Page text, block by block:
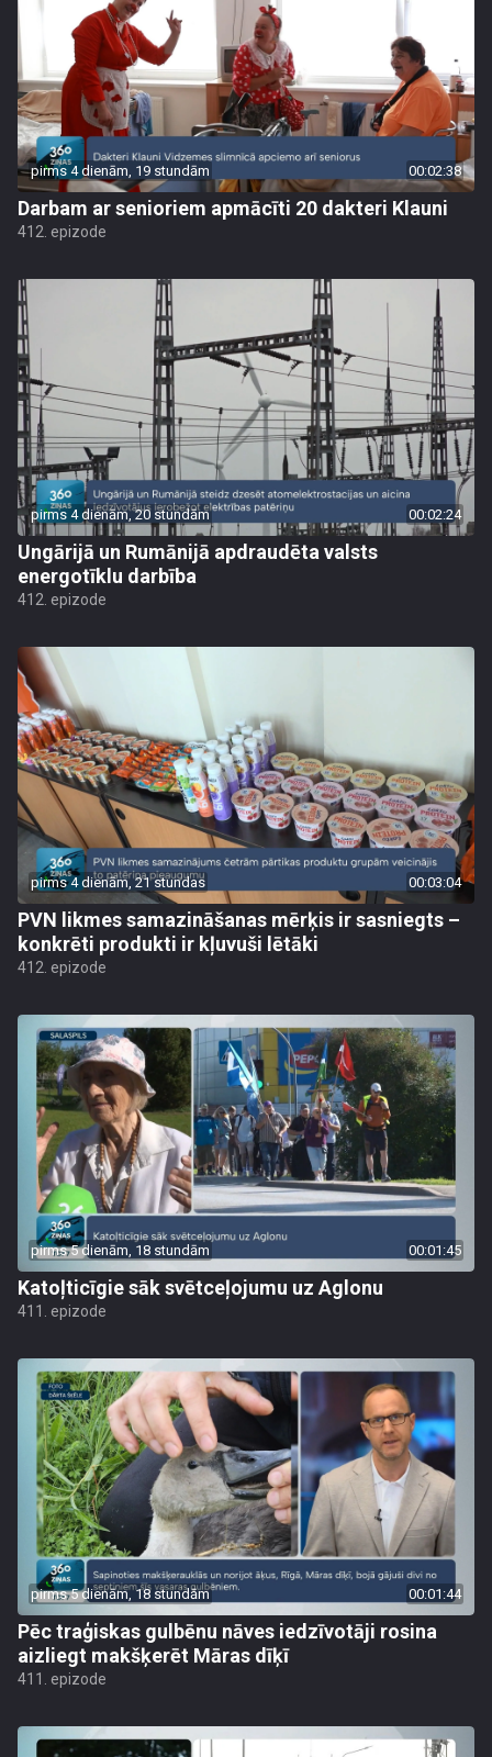
pirms 4 dienām, 19 stundām 00:02:38
Darbam ar senioriem apmācīti 20 dakteri Klauni
412. epizode
pirms 4 dienām, 20 stundām 00:02:24
Ungārijā un Rumānijā apdraudēta valsts
energotīklu darbība
412. epizode
pirms 4 dienām, 21 stundas 00:03:04
PVN likmes samazināšanas mērķis ir sasniegts –
konkrēti produkti ir kļuvuši lētāki
412. epizode
pirms 5 dienām, 18 stundām 00:01:45
Katoļticīgie sāk svētceļojumu uz Aglonu
411. epizode
pirms 5 dienām, 18 stundām 00:01:44
Pēc traģiskas gulbēnu nāves iedzīvotāji rosina
aizliegt makšķerēt Māras dīķī
411. epizode